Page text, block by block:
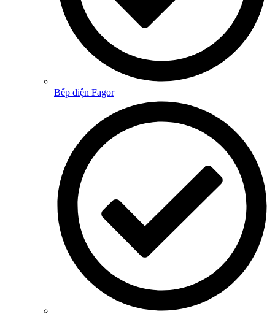
Bếp điện Fagor